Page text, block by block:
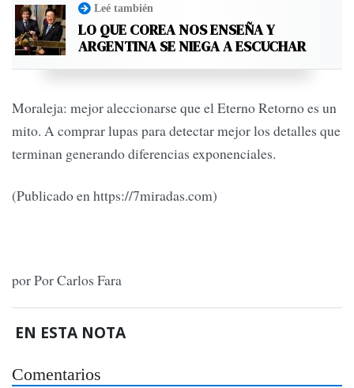
Leé también
LO QUE COREA NOS ENSEÑA Y
ARGENTINA SE NIEGA A ESCUCHAR
Moraleja: mejor aleccionarse que el Eterno Retorno es un
mito. A comprar lupas para detectar mejor los detalles que
terminan generando diferencias exponenciales.
(Publicado en https://7miradas.com)
por Por Carlos Fara
EN ESTA NOTA
Comentarios